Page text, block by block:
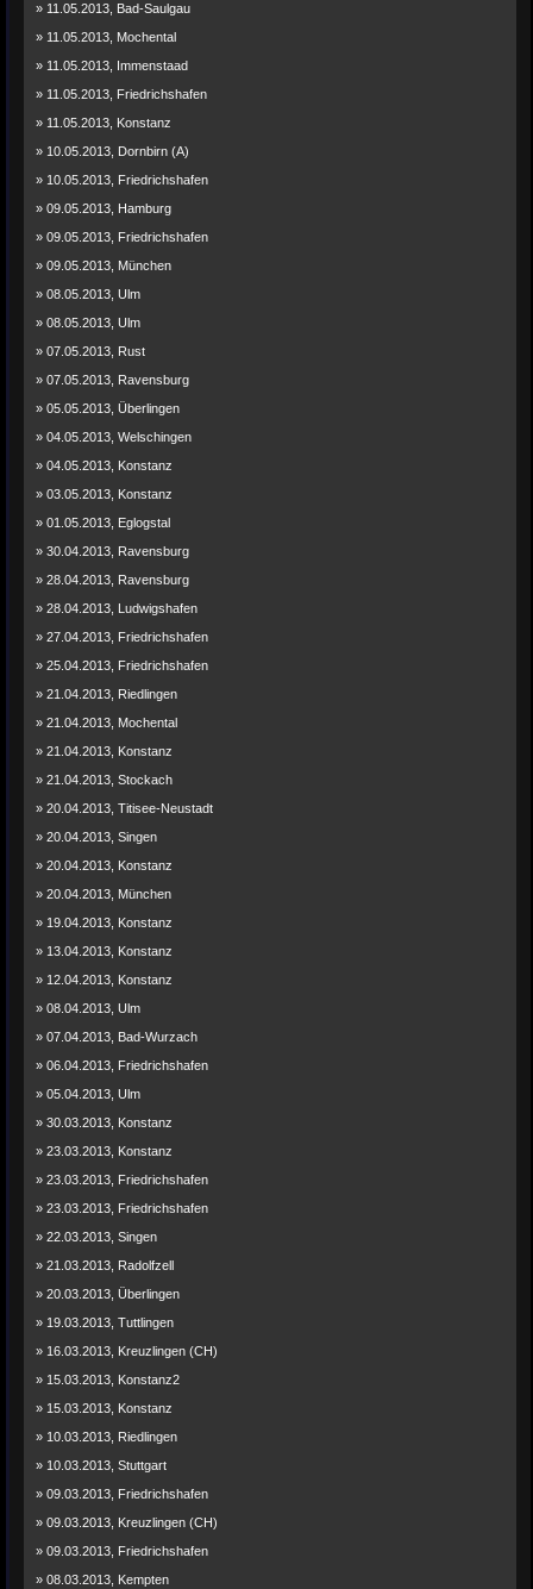
» 11.05.2013, Bad-Saulgau
» 11.05.2013, Mochental
» 11.05.2013, Immenstaad
» 11.05.2013, Friedrichshafen
» 11.05.2013, Konstanz
» 10.05.2013, Dornbirn (A)
» 10.05.2013, Friedrichshafen
» 09.05.2013, Hamburg
» 09.05.2013, Friedrichshafen
» 09.05.2013, München
» 08.05.2013, Ulm
» 08.05.2013, Ulm
» 07.05.2013, Rust
» 07.05.2013, Ravensburg
» 05.05.2013, Überlingen
» 04.05.2013, Welschingen
» 04.05.2013, Konstanz
» 03.05.2013, Konstanz
» 01.05.2013, Eglogstal
» 30.04.2013, Ravensburg
» 28.04.2013, Ravensburg
» 28.04.2013, Ludwigshafen
» 27.04.2013, Friedrichshafen
» 25.04.2013, Friedrichshafen
» 21.04.2013, Riedlingen
» 21.04.2013, Mochental
» 21.04.2013, Konstanz
» 21.04.2013, Stockach
» 20.04.2013, Titisee-Neustadt
» 20.04.2013, Singen
» 20.04.2013, Konstanz
» 20.04.2013, München
» 19.04.2013, Konstanz
» 13.04.2013, Konstanz
» 12.04.2013, Konstanz
» 08.04.2013, Ulm
» 07.04.2013, Bad-Wurzach
» 06.04.2013, Friedrichshafen
» 05.04.2013, Ulm
» 30.03.2013, Konstanz
» 23.03.2013, Konstanz
» 23.03.2013, Friedrichshafen
» 23.03.2013, Friedrichshafen
» 22.03.2013, Singen
» 21.03.2013, Radolfzell
» 20.03.2013, Überlingen
» 19.03.2013, Tuttlingen
» 16.03.2013, Kreuzlingen (CH)
» 15.03.2013, Konstanz2
» 15.03.2013, Konstanz
» 10.03.2013, Riedlingen
» 10.03.2013, Stuttgart
» 09.03.2013, Friedrichshafen
» 09.03.2013, Kreuzlingen (CH)
» 09.03.2013, Friedrichshafen
» 08.03.2013, Kempten